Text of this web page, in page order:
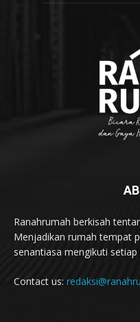
Ranahrumah berkisah
Menjadikan rumah tempat
senantiasa mengikuti
Contact us: